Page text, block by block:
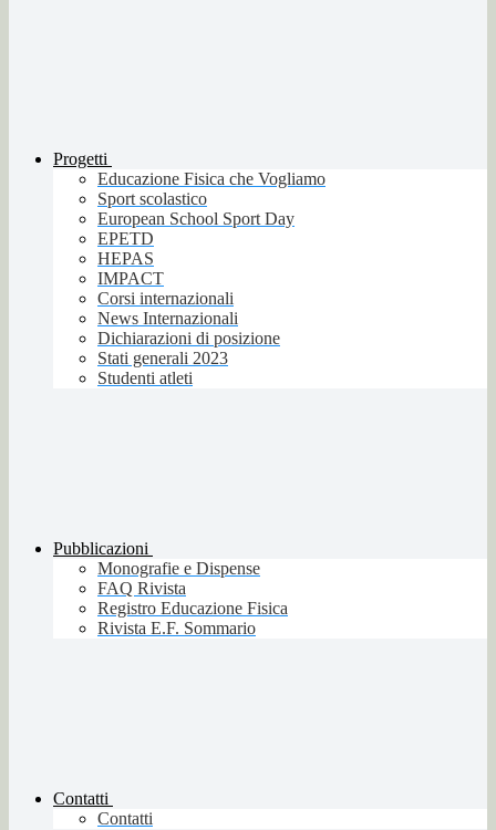
Progetti
Educazione Fisica che Vogliamo
Sport scolastico
European School Sport Day
EPETD
HEPAS
IMPACT
Corsi internazionali
News Internazionali
Dichiarazioni di posizione
Stati generali 2023
Studenti atleti
Pubblicazioni
Monografie e Dispense
FAQ Rivista
Registro Educazione Fisica
Rivista E.F. Sommario
Contatti
Contatti